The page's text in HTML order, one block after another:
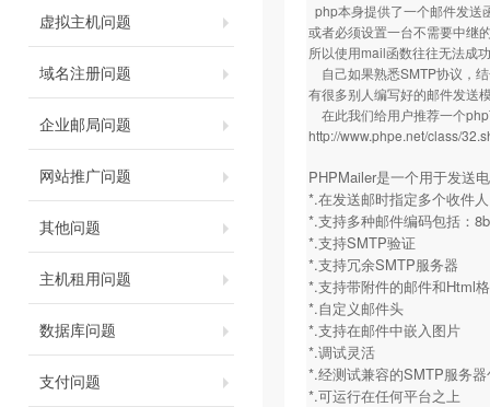
虚拟主机问题
域名注册问题
企业邮局问题
网站推广问题
其他问题
主机租用问题
数据库问题
支付问题
php本身提供了一个邮件发送
或者必须设置一台不需要中继
所以使用mail函数往往无法成
自己如果熟悉SMTP协议，
有很多别人编写好的邮件发送
在此我们给用户推荐一个
http://www.phpe.net/class/
PHPMailer是一个用于发送
*.在发送邮时指定多个收件
*.支持多种邮件编码包括：
*.支持SMTP验证
*.支持冗余SMTP服务器
*.支持带附件的邮件和Html
*.自定义邮件头
*.支持在邮件中嵌入图片
*.调试灵活
*.经测试兼容的SMTP服务
*.可运行在任何平台之上